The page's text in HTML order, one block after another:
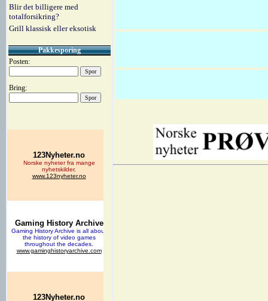
Blir det billigere med
totalforsikring?
Grill klassisk eller eksotisk
Pakkesporing
Posten:
Bring: